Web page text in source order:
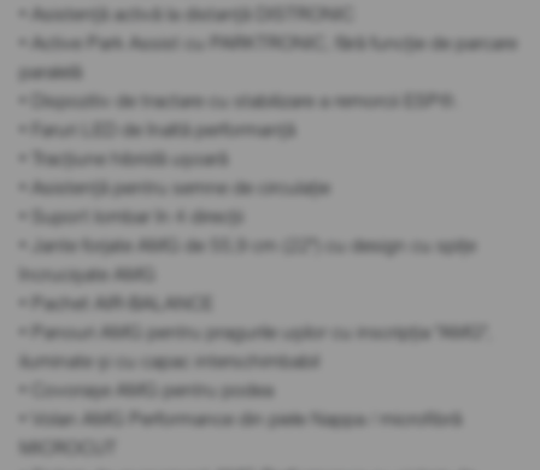
• Asistență activă la distanță DISTRONIC
• Active Park Assist cu PARKTRONIC, fără funcție de parcare
paralelă
• Dispozitiv de tractare cu stabilizare a remorcii ESP®.
• Faruri LED de înaltă performanță
• Tracțiune hibridă ușoară
• Asistență pentru semne de circulație
• Suport lombar în 4 direcții
• Jante forjate AMG de 55,9 cm (22") cu design cu spițe
încrucișate AMG
• Pachet AIR-BALANCE
• Panouri AMG pentru pragurile ușilor cu inscripția "AMG",
iluminate și cu capac interschimbabil
• Covorașe AMG pentru podea
• Volan AMG Performance din piele Nappa / microfibră
MICROCUT